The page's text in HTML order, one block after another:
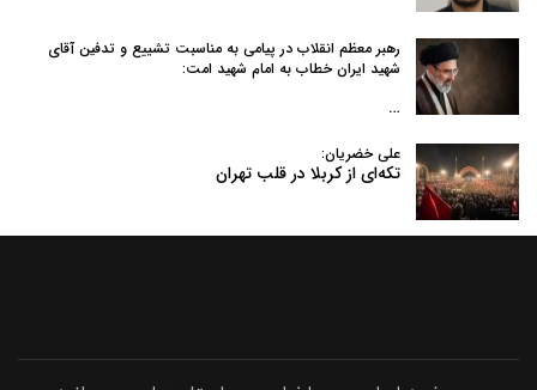
رهبر معظم انقلاب در پیامی به‌ مناسبت تشییع و تدفین آقای
شهید ایران خطاب به امام شهید امت:
…
علی خضریان:
تکه‌ای از کربلا در قلب تهران